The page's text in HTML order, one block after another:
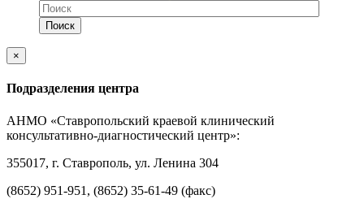
×
Подразделения центра
АНМО «Ставропольский краевой клинический
консультативно-диагностический центр»:
355017, г. Ставрополь, ул. Ленина 304
(8652) 951-951, (8652) 35-61-49 (факс)